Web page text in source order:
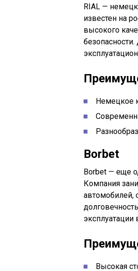
RIAL —
известен на
высокого
Немецкое
Borbet
Borbet — еще
Компания
автомобилей,
эксплуатации
Высокая